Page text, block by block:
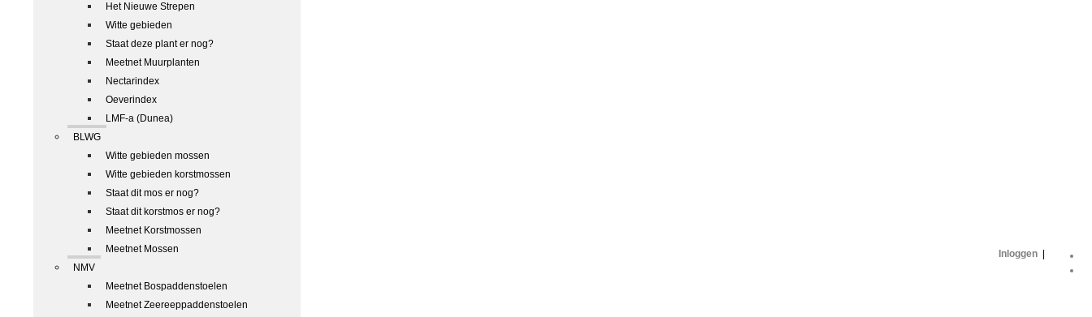
Het Nieuwe Strepen
Witte gebieden
Staat deze plant er nog?
Meetnet Muurplanten
Nectarindex
Oeverindex
LMF-a (Dunea)
BLWG
Witte gebieden mossen
Witte gebieden korstmossen
Staat dit mos er nog?
Staat dit korstmos er nog?
Meetnet Korstmossen
Meetnet Mossen
NMV
Meetnet Bospaddenstoelen
Meetnet Zeereeppaddenstoelen
Inloggen